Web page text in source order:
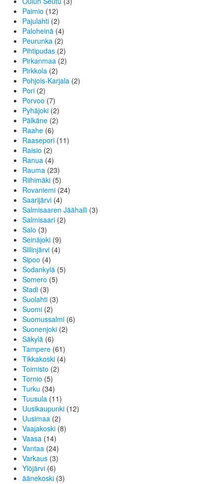
Paimio (12)
Pajulahti (2)
Paloheinä (4)
Peurunka (2)
Pihtipudas (2)
Pirkanmaa (2)
Pirkkola (2)
Pohjois-Karjala (2)
Pori (2)
Porvoo (7)
Pyhäjoki (2)
Pälkäne (2)
Raahe (6)
Raasepori (11)
Raisio (2)
Ranua (4)
Rauma (23)
Riihimäki (5)
Rovaniemi (24)
Saarijärvi (4)
Salmisaaren Jäähalli (3)
Salmisaari (2)
Salo (3)
Seinäjoki (9)
Siilinjärvi (4)
Sipoo (4)
Sodankylä (5)
Somero (5)
Stadi (3)
Suolahti (3)
Suomi (2)
Suomussalmi (6)
Suonenjoki (2)
Säkylä (6)
Tampere (61)
Tikkakoski (4)
Toimisto (2)
Tornio (5)
Turku (34)
Tuusula (11)
Uusikaupunki (12)
Uusimaa (2)
Vaajakoski (8)
Vaasa (14)
Vantaa (24)
Varkaus (3)
Ylöjärvi (6)
äänekoski (3)